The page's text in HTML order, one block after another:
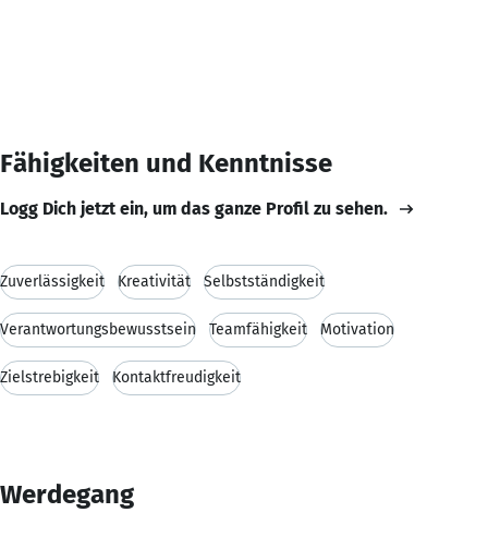
Fähigkeiten und Kenntnisse
Logg Dich jetzt ein, um das ganze Profil zu sehen.
Zuverlässigkeit Kreativität Selbstständigkeit
Verantwortungsbewusstsein Teamfähigkeit Motivation
Zielstrebigkeit Kontaktfreudigkeit
Werdegang